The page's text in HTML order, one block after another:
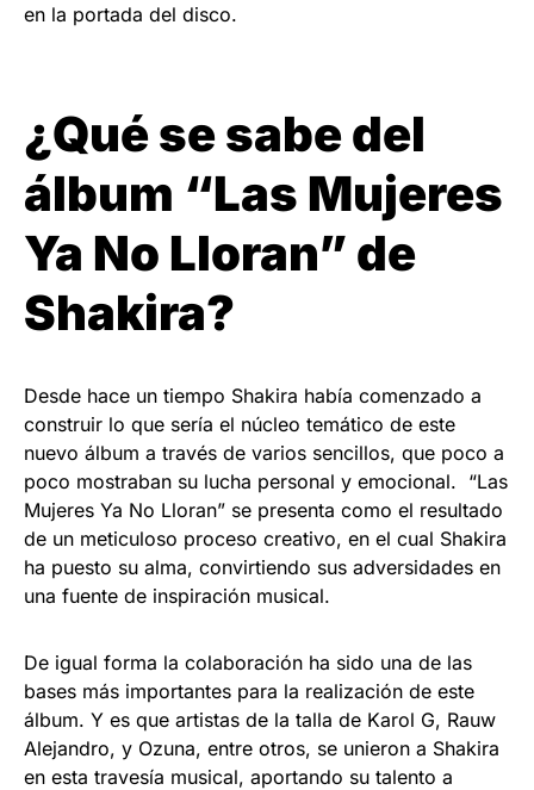
en la portada del disco.
¿Qué se sabe del
álbum “Las Mujeres
Ya No Lloran” de
Shakira?
Desde hace un tiempo Shakira había comenzado a
construir lo que sería el núcleo temático de este
nuevo álbum a través de varios sencillos, que poco a
poco mostraban su lucha personal y emocional. “Las
Mujeres Ya No Lloran” se presenta como el resultado
de un meticuloso proceso creativo, en el cual Shakira
ha puesto su alma, convirtiendo sus adversidades en
una fuente de inspiración musical.
De igual forma la colaboración ha sido una de las
bases más importantes para la realización de este
álbum. Y es que artistas de la talla de Karol G, Rauw
Alejandro, y Ozuna, entre otros, se unieron a Shakira
en esta travesía musical, aportando su talento a